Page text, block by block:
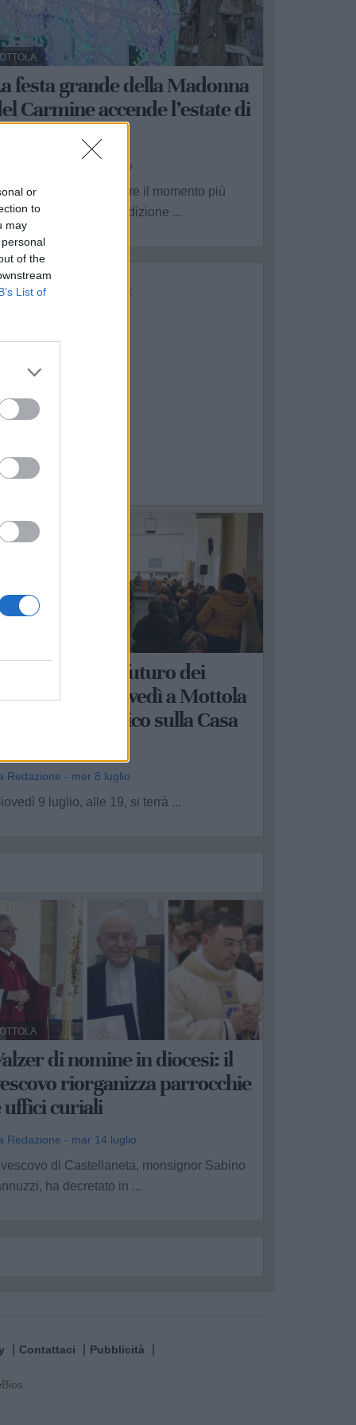
or
to
may
of the
List of
festa grande della Madonna
Carmine accende l’estate di
Redazione - dom 5 luglio
si prepara a vivere il momento più
della propria tradizione ...
Sanità, lavoro e futuro dei
locali: giovedì a Mottola
il dibattito pubblico sulla Casa
Redazione - mer 8 luglio
9 luglio, alle 19, si terrà ...
di nomine in diocesi: il
riorganizza parrocchie
uffici curiali
Redazione - mar 14 luglio
vescovo di Castellaneta, monsignor Sabino
ha decretato in ...
Contattaci Pubblicità
Bios